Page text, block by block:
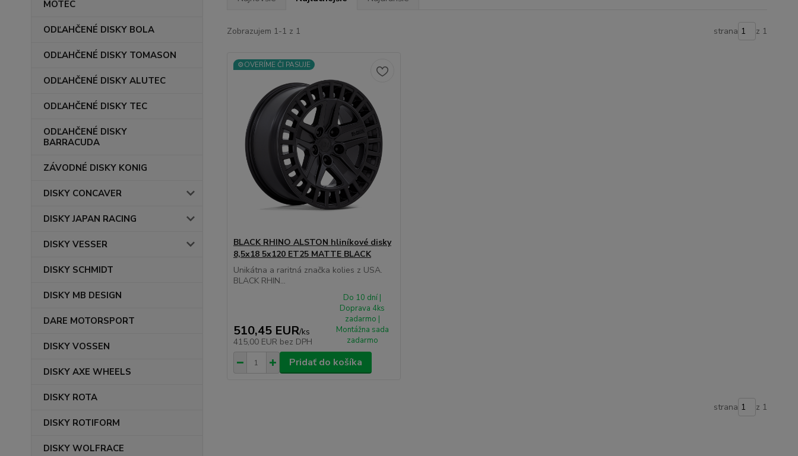
MOTEC
ODĽAHČENÉ DISKY BOLA
ODĽAHČENÉ DISKY TOMASON
ODĽAHČENÉ DISKY ALUTEC
ODĽAHČENÉ DISKY TEC
ODĽAHČENÉ DISKY
BARRACUDA
ZÁVODNÉ DISKY KONIG
DISKY CONCAVER
DISKY JAPAN RACING
DISKY VESSER
DISKY SCHMIDT
DISKY MB DESIGN
DARE MOTORSPORT
DISKY VOSSEN
DISKY AXE WHEELS
DISKY ROTA
DISKY ROTIFORM
DISKY WOLFRACE
Zobrazujem 1-1 z 1 strana z 1
⚙️OVERÍME ČI PASUJE
BLACK RHINO ALSTON hliníkové disky
8,5x18 5x120 ET25 MATTE BLACK
Unikátna a raritná značka kolies z USA.
BLACK RHIN...
510,45 EUR/ks
415,00 EUR bez DPH
Do 10 dní |
Doprava 4ks
zadarmo |
Montážna sada
zadarmo
Pridať do košíka
strana z 1